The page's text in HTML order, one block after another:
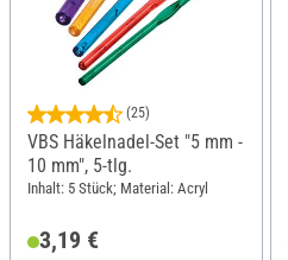
(25)
VBS Häkelnadel-Set "5 mm -
10 mm", 5-tlg.
Inhalt: 5 Stück; Material: Acryl
3,19 €